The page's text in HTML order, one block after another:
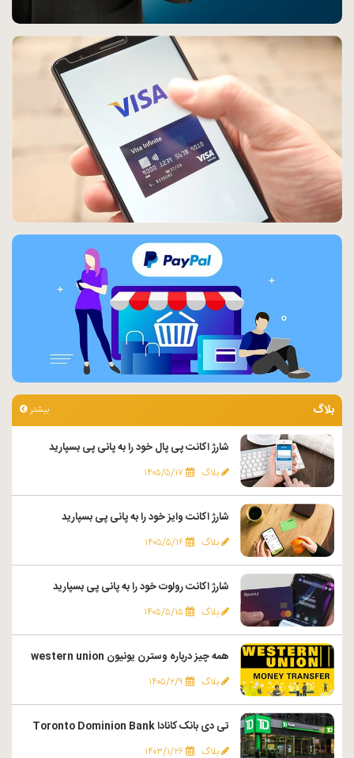
بلاگ بیشتر
شارژ اکانت پی پال خود را به پانی پی بسپارید
بلاگ ۱۴۰۵/۵/۱۷
شارژ اکانت وایز خود را به پانی پی بسپارید
بلاگ ۱۴۰۵/۵/۱۶
شارژ اکانت رولوت خود را به پانی پی بسپارید
بلاگ ۱۴۰۵/۵/۱۵
همه چیز درباره وسترن یونیون western union
بلاگ ۱۴۰۵/۲/۹
تی دی بانک کانادا Toronto Dominion Bank
بلاگ ۱۴۰۳/۱/۲۶